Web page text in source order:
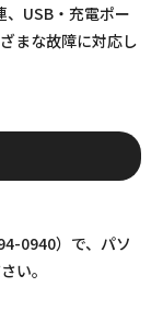
USB・充電ポー
まな故障に対応し
0940）で、パソ
い。